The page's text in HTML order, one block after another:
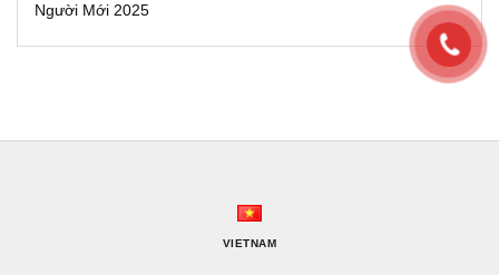
Người Mới 2025
VIETNAM